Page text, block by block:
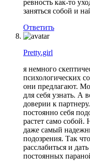
ревность как-то
заняться собой и
Ответить
Pretty.girl
я немного
психологических
они предлагают.
для себя узнать. А
доверии к
постоянно себя
растет само
даже самый
подозрения. Так
расслабиться и
постоянных